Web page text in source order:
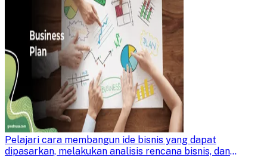
Business Plan
Pelajari cara membangun ide bisnis yang dapat
dipasarkan, melakukan analisis rencana bisnis, dan